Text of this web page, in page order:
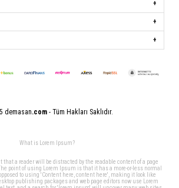
demasan.com- Tüm Hakları Saklıdır.
What is Lorem Ipsum?
that a reader will be distracted by the readable content of a page
point of using Lorem Ipsum is that it has a more-or-less normal
to using 'Content here, content here', making it look like
publishing packages and web page editors now use Lorem